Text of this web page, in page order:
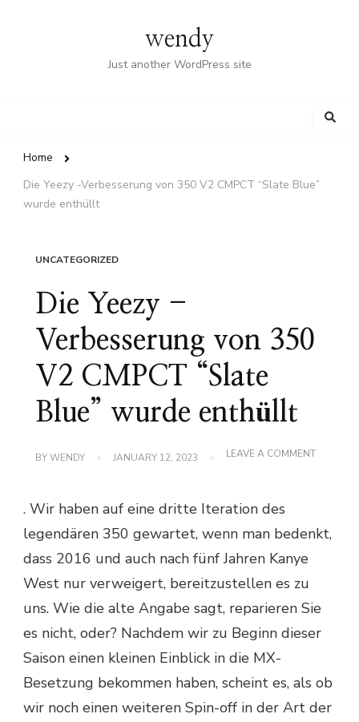
wendy
Just another WordPress site
Home
Die Yeezy -Verbesserung von 350 V2 CMPCT “Slate Blue”
wurde enthüllt
UNCATEGORIZED
Die Yeezy -
Verbesserung von 350
V2 CMPCT “Slate
Blue” wurde enthüllt
BYWENDY JANUARY 12, 2023 LEAVE A COMMENTON
350
WURDE
. Wir haben auf eine dritte Iteration des
legendären 350 gewartet, wenn man bedenkt,
dass 2016 und auch nach fünf Jahren Kanye
West nur verweigert, bereitzustellen es zu
uns. Wie die alte Angabe sagt, reparieren Sie
es nicht, oder? Nachdem wir zu Beginn dieser
Saison einen kleinen Einblick in die MX-
Besetzung bekommen haben, scheint es, als ob
wir noch einen weiteren Spin-off in der Art der